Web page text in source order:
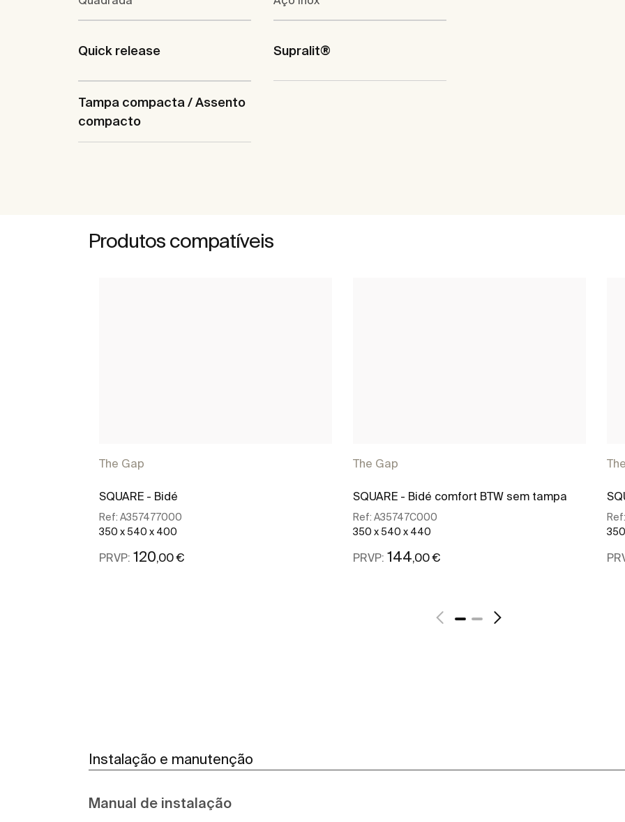
Quick release Supralit®
Tampa compacta / Assento
compacto
Produtos compatíveis
The Gap
SQUARE - Bidé
Ref: A357477000
350 x 540 x 400
PRVP: 120 ,00 €
The Gap
SQUARE - Bidé comfort BTW sem tampa
Ref: A35747C000
350 x 540 x 440
PRVP: 144 ,00 €
Ref:
Instalação e manutenção
Manual de instalação